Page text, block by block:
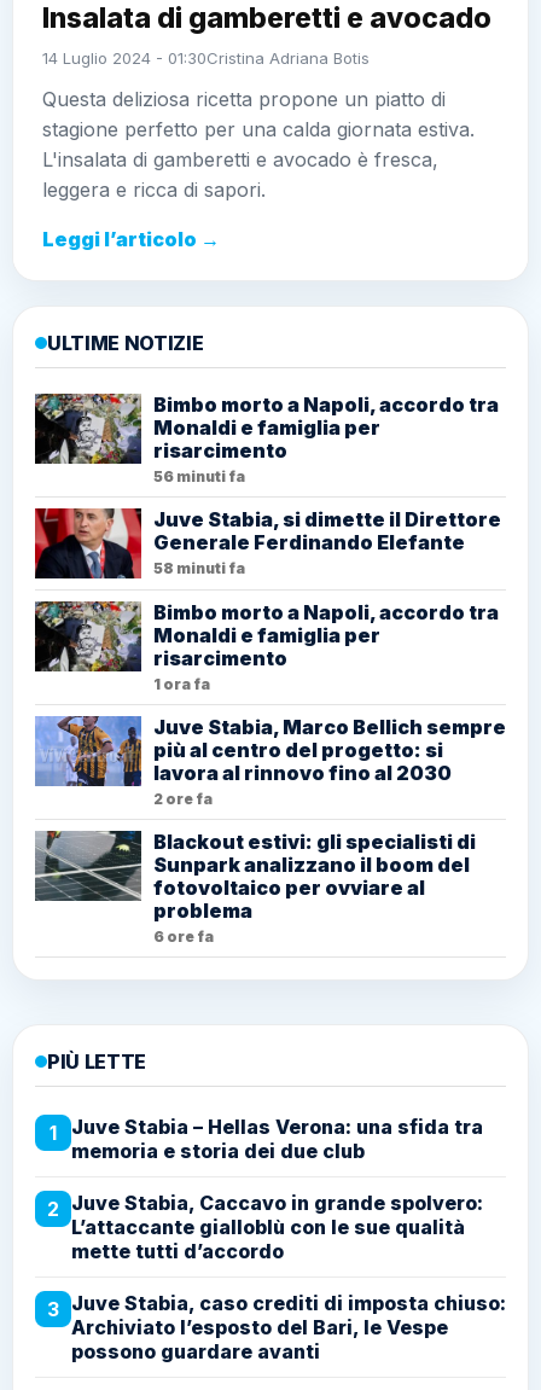
Insalata di gamberetti e avocado
14 Luglio 2024 - 01:30Cristina Adriana Botis
Questa deliziosa ricetta propone un piatto di
stagione perfetto per una calda giornata estiva.
L'insalata di gamberetti e avocado è fresca,
leggera e ricca di sapori.
Leggi l’articolo →
ULTIME NOTIZIE
Bimbo morto a Napoli, accordo tra
Monaldi e famiglia per
risarcimento
56 minuti fa
Juve Stabia, si dimette il Direttore
Generale Ferdinando Elefante
58 minuti fa
Bimbo morto a Napoli, accordo tra
Monaldi e famiglia per
risarcimento
1 ora fa
Juve Stabia, Marco Bellich sempre
più al centro del progetto: si
lavora al rinnovo fino al 2030
2 ore fa
Blackout estivi: gli specialisti di
Sunpark analizzano il boom del
fotovoltaico per ovviare al
problema
6 ore fa
PIÙ LETTE
1
Juve Stabia – Hellas Verona: una sfida tra
memoria e storia dei due club
2 Juve Stabia, Caccavo in grande spolvero:
L’attaccante gialloblù con le sue qualità
mette tutti d’accordo
3 Juve Stabia, caso crediti di imposta chiuso:
Archiviato l’esposto del Bari, le Vespe
possono guardare avanti